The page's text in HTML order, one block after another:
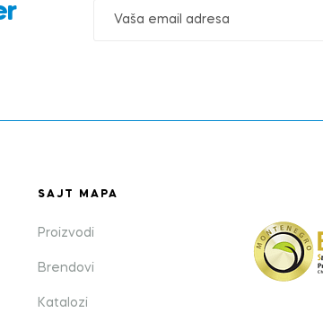
SAJT MAPA
Proizvodi
Brendovi
Katalozi